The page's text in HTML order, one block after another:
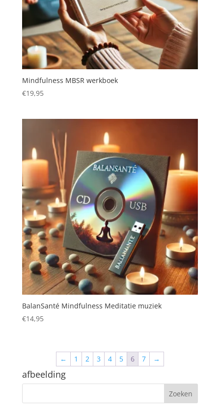
Mindfulness MBSR werkboek
€19,95
BalanSanté Mindfulness Meditatie muziek
€14,95
← 1 2 3 4 5 6 7 →
afbeelding